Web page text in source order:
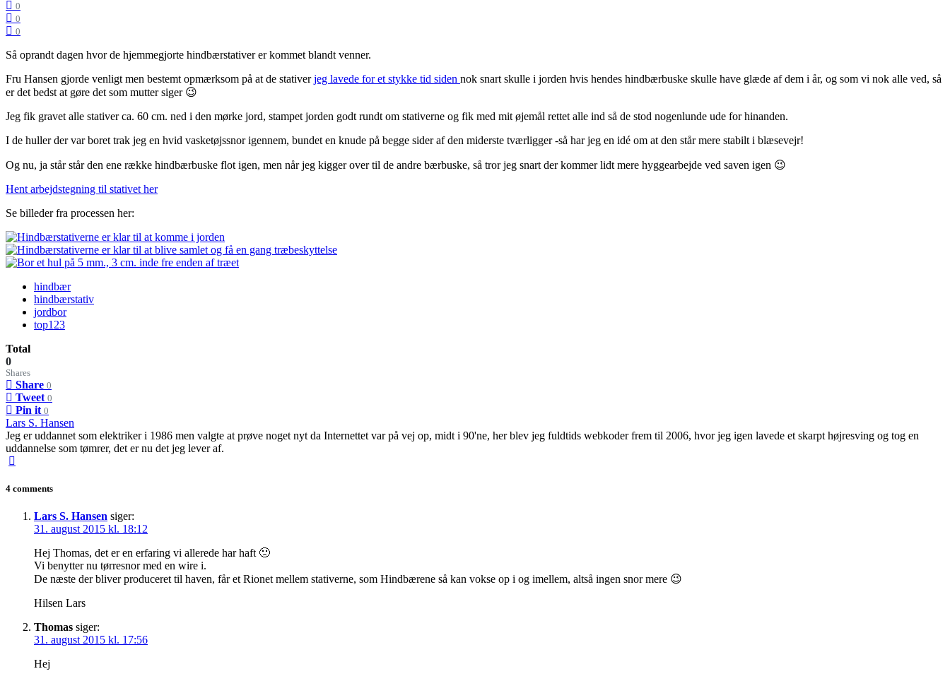
0
0
0
Så oprandt dagen hvor de hjemmegjorte hindbærstativer er kommet blandt venner.
Fru Hansen gjorde venligt men bestemt opmærksom på at de stativerjeg lavede for et stykke tid siden nok snart skulle i jorden hvis hendes hindbærbuske skulle have glæde af dem i år, og som vi nok alle ved, så
er det bedst at gøre det som mutter siger 😉
Jeg fik gravet alle stativer ca. 60 cm. ned i den mørke jord, stampet jorden godt rundt om stativerne og fik med mit øjemål rettet alle ind så de stod nogenlunde ude for hinanden.
I de huller der var boret trak jeg en hvid vasketøjssnor igennem, bundet en knude på begge sider af den miderste tværligger -så har jeg en idé om at den står mere stabilt i blæsevejr!
Og nu, ja står står den ene række hindbærbuske flot igen, men når jeg kigger over til de andre bærbuske, så tror jeg snart der kommer lidt mere hyggearbejde ved saven igen 😉
Hent arbejdstegning til stativet her
Se billeder fra processen her:
hindbær
hindbærstativ
jordbor
top123
Total
0
Shares
Share 0
Tweet 0
Pin it 0
Lars S. Hansen
Jeg er uddannet som elektriker i 1986 men valgte at prøve noget nyt da Internettet var på vej op, midt i 90'ne, her blev jeg fuldtids webkoder frem til 2006, hvor jeg igen lavede et skarpt højresving og tog en
uddannelse som tømrer, det er nu det jeg lever af.
4 comments
Lars S. Hansen siger:
31. august 2015 kl. 18:12
Hej Thomas, det er en erfaring vi allerede har haft 🙁
Vi benytter nu tørresnor med en wire i.
De næste der bliver produceret til haven, får et Rionet mellem stativerne, som Hindbærene så kan vokse op i og imellem, altså ingen snor mere 😉
Hilsen Lars
Thomas siger:
31. august 2015 kl. 17:56
Hej